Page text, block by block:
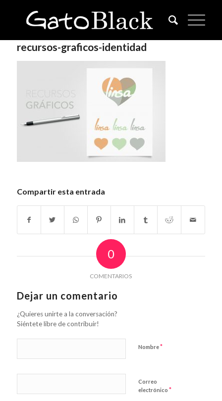
recursos-graficos-identidad
Compartir esta entrada
0
COMENTARIOS
Dejar un comentario
¿Quieres unirte a la conversación?
Siéntete libre de contribuir!
Nombre*
Correo
electrónico *